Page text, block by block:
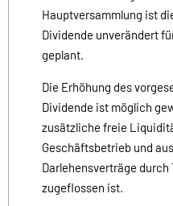
Hauptversammlung ist
Dividende unverändert
geplant.
Die Erhöhung des
Dividende ist möglich
zusätzliche freie
Geschäftsbetrieb und
Darlehensverträge
zugeflossen ist.